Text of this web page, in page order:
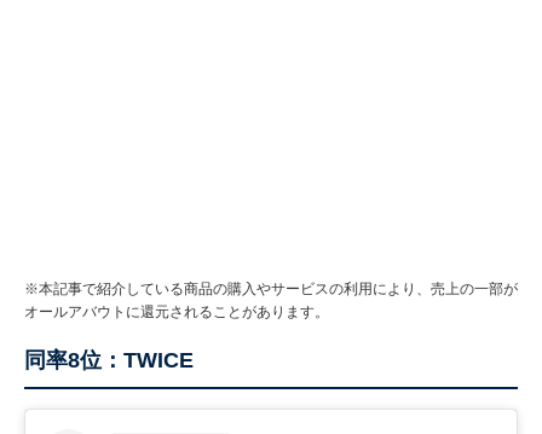
※本記事で紹介している商品の購入やサービスの利用により、売上の一部が
オールアバウトに還元されることがあります。
同率8位：TWICE